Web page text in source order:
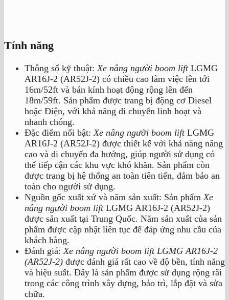
Tính năng
Thông số kỹ thuật:Xe nâng người boom liftLGMG
AR16J-2 (AR52J-2) có chiều cao làm việc lên tới
16m/52ft và bán kính hoạt động rộng lên đến
18m/59ft. Sản phẩm được trang bị động cơ Diesel
hoặc Điện, với khả năng di chuyển linh hoạt và
nhanh chóng.
Đặc điểm nổi bật:Xe nâng người boom liftLGMG
AR16J-2 (AR52J-2) được thiết kế với khả năng nâng
cao và di chuyển đa hướng, giúp người sử dụng có
thể tiếp cận các khu vực khó khăn. Sản phẩm còn
được trang bị hệ thống an toàn tiên tiến, đảm bảo an
toàn cho người sử dụng.
Nguồn gốc xuất xứ và năm sản xuất: Sản phẩmXe
nâng người boom liftLGMG AR16J-2 (AR52J-2)
được sản xuất tại Trung Quốc. Năm sản xuất của sản
phẩm được cập nhật liên tục để đáp ứng nhu cầu của
khách hàng.
Đánh giá:Xe nâng người boom lift LGMG AR16J-2
(AR52J-2) được đánh giá rất cao về độ bền, tính năng
và hiệu suất. Đây là sản phẩm được sử dụng rộng rãi
trong các công trình xây dựng, bảo trì, lắp đặt và sửa
chữa.